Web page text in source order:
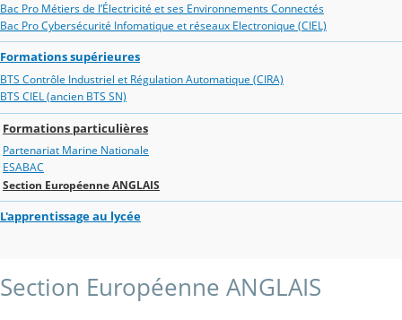
Bac Pro Métiers de l’Électricité et ses Environnements Connectés
Bac Pro Cybersécurité Infomatique et réseaux Electronique (CIEL)
Formations supérieures
BTS Contrôle Industriel et Régulation Automatique (CIRA)
BTS CIEL (ancien BTS SN)
Formations particulières
Partenariat Marine Nationale
ESABAC
Section Européenne ANGLAIS
L'apprentissage au lycée
Section Européenne ANGLAIS